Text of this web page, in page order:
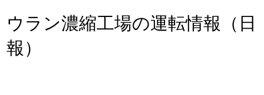
ウラン濃縮工場の運転情報（日
報）